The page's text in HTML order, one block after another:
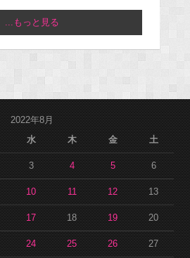
...もっと見る
2022年8月
水 木 金 土
3 4 5 6
10 11 12 13
17 18 19 20
24 25 26 27